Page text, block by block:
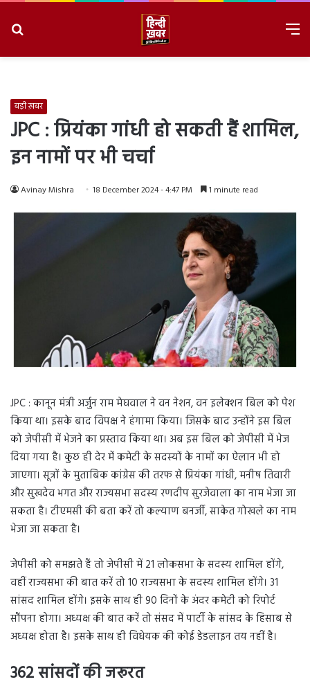
बड़ी ख़बर
JPC : प्रियंका गांधी हो सकती हैं शामिल,
इन नामों पर भी चर्चा
Avinay Mishra 18 December 2024 - 4:47 PM 1 minute read
JPC : कानून मंत्री अर्जुन राम मेघवाल ने वन नेशन, वन इलेक्शन बिल को पेश
किया था। इसके बाद विपक्ष ने हंगामा किया। जिसके बाद उन्होंने इस बिल
को जेपीसी में भेजने का प्रस्ताव किया था। अब इस बिल को जेपीसी में भेज
दिया गया है। कुछ ही देर में कमेटी के सदस्यों के नामों का ऐलान भी हो
जाएगा। सूत्रों के मुताबिक कांग्रेस की तरफ से प्रियंका गांधी, मनीष तिवारी
और सुखदेव भगत और राज्यसभा सदस्य रणदीप सुरजेवाला का नाम भेजा जा
सकता है। टीएमसी की बता करें तो कल्याण बनर्जी, साकेत गोखले का नाम
भेजा जा सकता है।
जेपीसी को समझते हैं तो जेपीसी में 21 लोकसभा के सदस्य शामिल होंगे,
वहीं राज्यसभा की बात करें तो 10 राज्यसभा के सदस्य शामिल होंगे। 31
सांसद शामिल होंगे। इसके साथ ही 90 दिनों के अंदर कमेटी को रिपोर्ट
सौंपना होगा। अध्यक्ष की बात करें तो संसद में पार्टी के सांसद के हिसाब से
अध्यक्ष होता है। इसके साथ ही विधेयक की कोई डेडलाइन तय नहीं है।
362 सांसदों की जरूरत